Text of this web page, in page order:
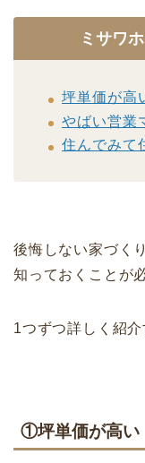
ミサワ
坪単価が高
やばい営業
住んでみて
後悔しない家づく
知っておくことが
1つずつ詳しく紹
①坪単価が高い